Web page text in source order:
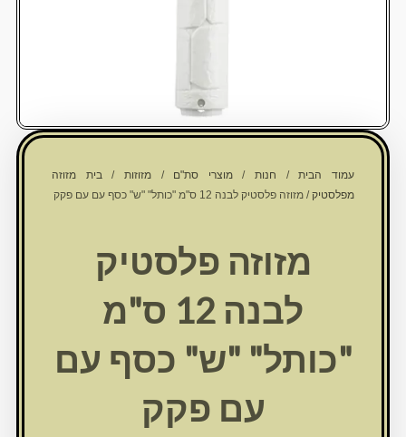
עמוד הבית/חנות /מוצרי סת"ם/מזוזות /בית מזוזה
מפלסטיק/ מזוזה פלסטיק לבנה 12 ס"מ "כותל" "ש" כסף עם עם פקק
מזוזה פלסטיק
לבנה 12 ס"מ
"כותל" "ש" כסף עם
עם פקק